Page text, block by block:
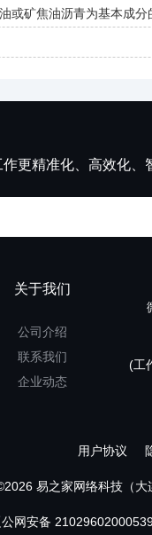
或矿焦油沥青为基本成
更精准化、高效化、
关于我们
公司介绍
联系我们
企业动态
(工
用户协议
易之家网络科技（
网安备